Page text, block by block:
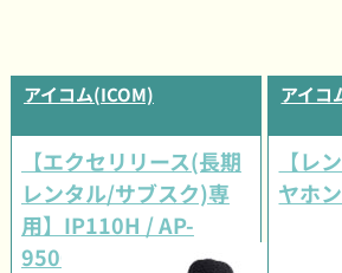
アイコム(ICOM)
【エクセリリース(長期
レンタル/サブスク)専
用】IP110H / AP-
9500#11
アイコ
【レ
ヤホ